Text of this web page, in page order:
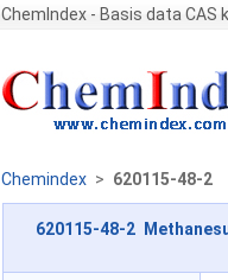
ChemIndex - Basis data CAS
Chemindex > 620115-48-2
620115-48-2